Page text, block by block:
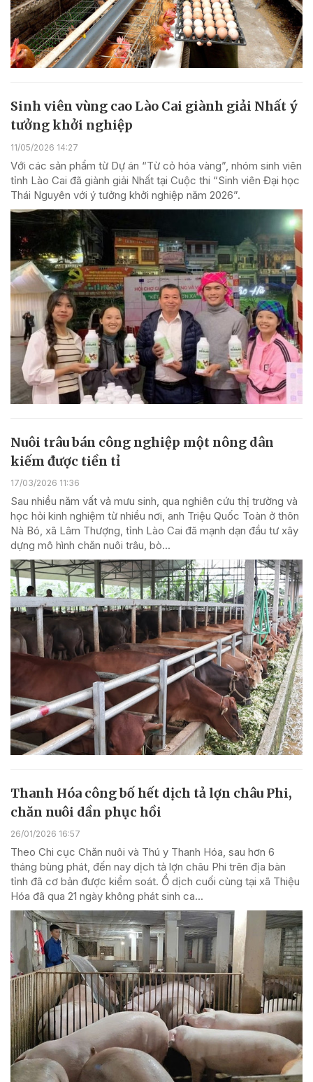
Sinh viên vùng cao Lào Cai giành giải Nhất ý
tưởng khởi nghiệp
11/05/2026 14:27
Với các sản phẩm từ Dự án “Từ cỏ hóa vàng”, nhóm sinh viên
tỉnh Lào Cai đã giành giải Nhất tại Cuộc thi “Sinh viên Đại học
Thái Nguyên với ý tưởng khởi nghiệp năm 2026”.
Nuôi trâu bán công nghiệp một nông dân
kiếm được tiền tỉ
17/03/2026 11:36
Sau nhiều năm vất vả mưu sinh, qua nghiên cứu thị trường và
học hỏi kinh nghiệm từ nhiều nơi, anh Triệu Quốc Toàn ở thôn
Nà Bó, xã Lâm Thượng, tỉnh Lào Cai đã mạnh dạn đầu tư xây
dựng mô hình chăn nuôi trâu, bò...
Thanh Hóa công bố hết dịch tả lợn châu Phi,
chăn nuôi dần phục hồi
26/01/2026 16:57
Theo Chi cục Chăn nuôi và Thú y Thanh Hóa, sau hơn 6
tháng bùng phát, đến nay dịch tả lợn châu Phi trên địa bàn
tỉnh đã cơ bản được kiểm soát. Ổ dịch cuối cùng tại xã Thiệu
Hóa đã qua 21 ngày không phát sinh ca...